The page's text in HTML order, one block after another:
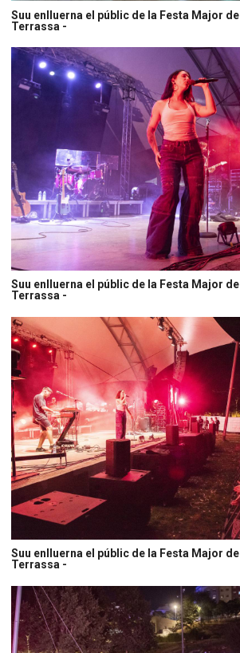
Suu enlluerna el públic de la Festa Major de
Terrassa -
Suu enlluerna el públic de la Festa Major de
Terrassa -
Suu enlluerna el públic de la Festa Major de
Terrassa -